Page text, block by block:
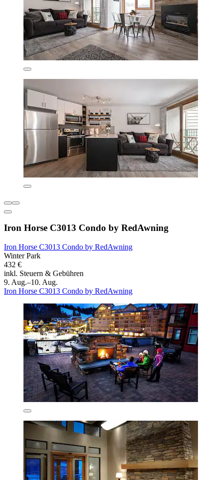
Iron Horse C3013 Condo by RedAwning
Iron Horse C3013 Condo by RedAwning
Winter Park
432 €
inkl. Steuern & Gebühren
9. Aug.–10. Aug.
Iron Horse C3013 Condo by RedAwning